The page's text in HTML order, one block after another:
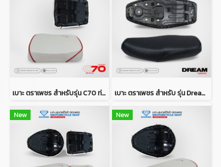
เบาะ ตราเพชร สำหรับรุ่น C70 ท่อนหลัง (สีขาวคิ้วแดง) เบาะ ตราเพชร สำหรับ รุ่น Dream คุรุสภา
New New